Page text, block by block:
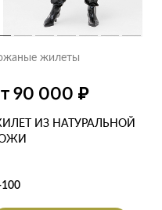
жилеты
90 000 ₽
ИЗ НАТУРАЛЬНОЙ